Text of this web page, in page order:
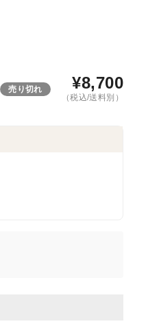
売り切れ ¥8,700
（税込/送料別）